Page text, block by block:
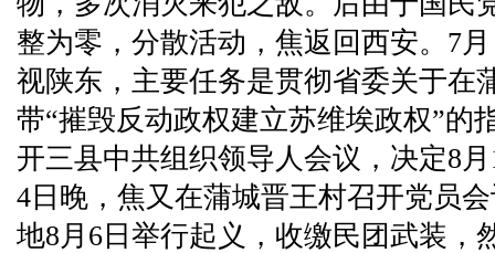
整为零，分散活动，焦返回西安。7
视陕东，主要任务是贯彻省委关于在
带“摧毁反动政权建立苏维埃政权”的
开三县中共组织领导人会议，决定8
4日晚，焦又在蒲城晋王村召开党员
地8月6日举行起义，收缴民团武装，